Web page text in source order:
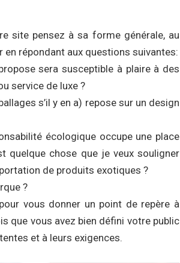
site pensez à sa forme générale, au
répondant aux questions suivantes:
sera susceptible à plaire à des
service de luxe ?
s’il y en a) repose sur un design
écologique occupe une place
quelque chose que je veux souligner
de produits exotiques ?
?
vous donner un point de repère à
que vous avez bien défini votre public
et à leurs exigences.